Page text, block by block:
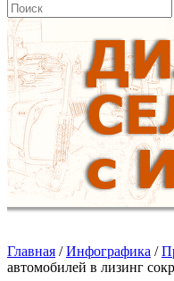
Главная /Инфографика /
автомобилей в лизинг